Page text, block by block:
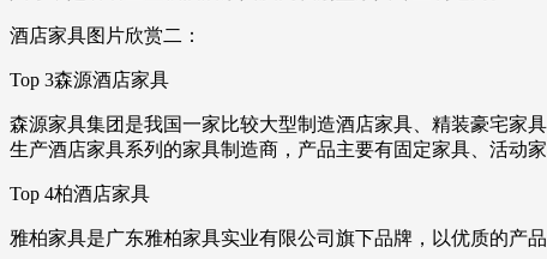
酒店家具图片欣赏二：
Top 3森源酒店家具
森源家具集团是我国一家比较大型制造酒店家具、精装豪宅家
生产酒店家具系列的家具制造商，产品主要有固定家具、活动
Top 4柏酒店家具
雅柏家具是广东雅柏家具实业有限公司旗下品牌，以优质的产